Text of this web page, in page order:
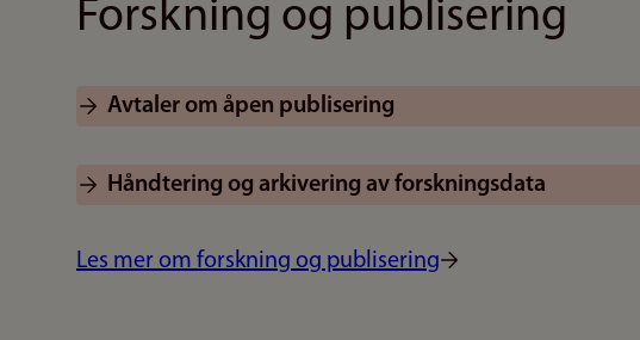
Forskning og publisering
Avtaler om åpen publisering
Håndtering og arkivering av forskningsdata
Les mer om forskning og publisering